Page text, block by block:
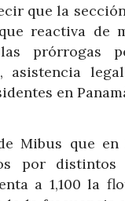
que la
reactiva de
prórrogas
asistencia
en
Mibus que en
por
a 1,100 la